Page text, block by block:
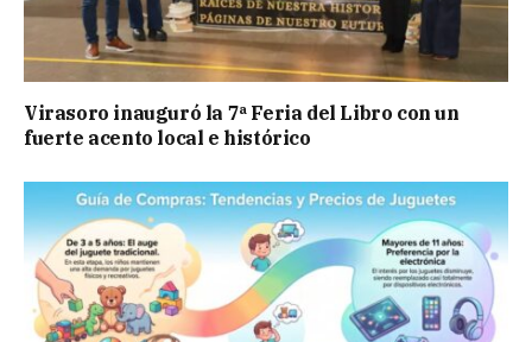
Virasoro inauguró la 7ª Feria del Libro con un
fuerte acento local e histórico